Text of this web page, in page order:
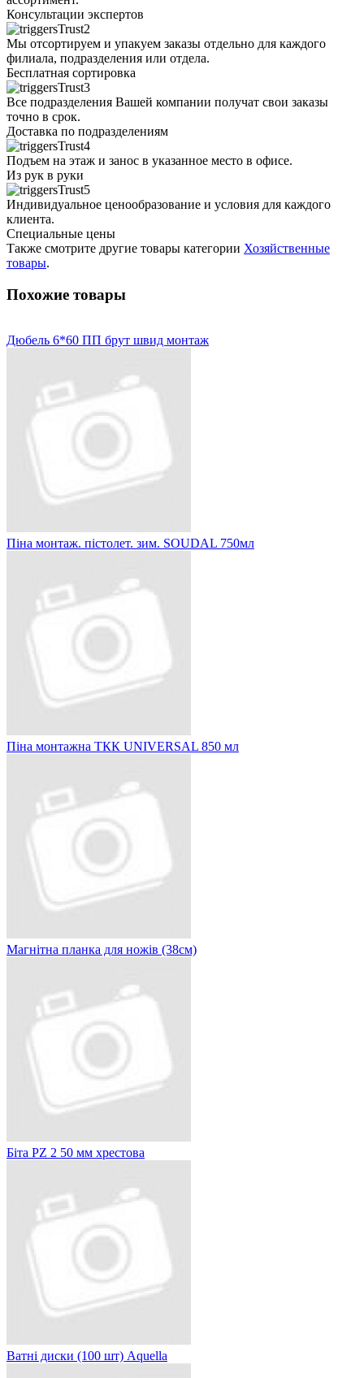
Консультации экспертов
Мы отсортируем и упакуем заказы отдельно для каждого
филиала, подразделения или отдела.
Бесплатная сортировка
Все подразделения Вашей компании получат свои заказы
точно в срок.
Доставка по подразделениям
Подъем на этаж и занос в указанное место в офисе.
Из рук в руки
Индивидуальное ценообразование и условия для каждого
клиента.
Специальные цены
Также смотрите другие товары категории Хозяйственные
товары.
Похожие товары
Дюбель 6*60 ПП брут швид монтаж
Піна монтаж. пістолет. зим. SOUDAL 750мл
Піна монтажна ТКК UNIVERSAL 850 мл
Магнітна планка для ножів (38см)
Біта PZ 2 50 мм хрестова
Ватні диски (100 шт) Aquella